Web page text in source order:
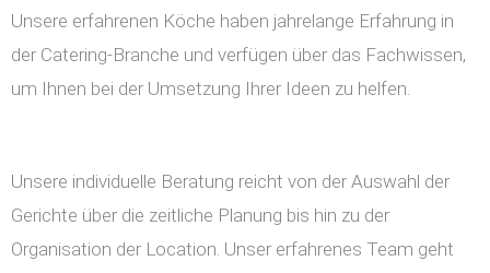
Unsere erfahrenen Köche haben jahrelange Erfahrung in
der Catering-Branche und verfügen über das Fachwissen,
um Ihnen bei der Umsetzung Ihrer Ideen zu helfen.
Unsere individuelle Beratung reicht von der Auswahl der
Gerichte über die zeitliche Planung bis hin zu der
Organisation der Location. Unser erfahrenes Team geht